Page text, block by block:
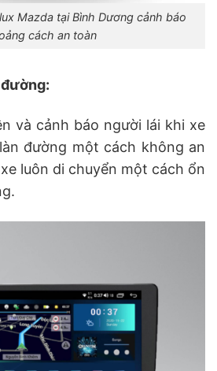
Mazda tại Bình Dương cảnh báo
cách an toàn
và cảnh báo người lái khi xe
đường một cách không an
luôn di chuyển một cách ổn